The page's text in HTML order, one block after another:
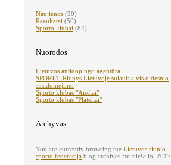
Naujienos (30)
Rezultatai (50)
Sporto klubai (84)
Nuorodos
Lietuvos antidopingo agentūra
SPORT1: Ritinys Lietuvoje sulaukia vis didesnio
susidomėjimo
Sporto klubas "Aisčiai"
Sporto klubas "Plateliai"
Archyvas
You are currently browsing the Lietuvos ritinio
sporto federacija blog archives for birželio, 2017.